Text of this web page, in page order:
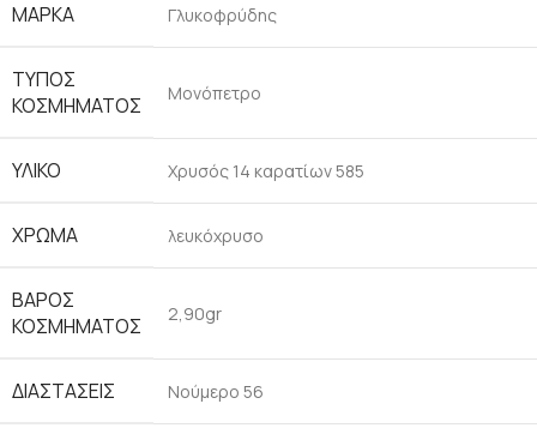
ΜΆΡΚΑ Γλυκοφρύδης
ΤΎΠΟΣ
ΚΟΣΜΉΜΑΤΟΣ
Μονόπετρο
ΥΛΙΚΌ Χρυσός 14 καρατίων 585
ΧΡΏΜΑ λευκόχρυσο
ΒΆΡΟΣ
ΚΟΣΜΉΜΑΤΟΣ
2,90gr
ΔΙΑΣΤΆΣΕΙΣ Νούμερο 56